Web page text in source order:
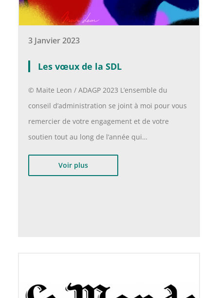
3 Janvier 2023
Les vœux de la SDL
©️ Maite Leon / ADAGP 2023 L’ensemble du
conseil d’administration se joint à moi pour vous
remercier de votre engagement et de votre
soutien tout au long de l’année qui…
Voir plus